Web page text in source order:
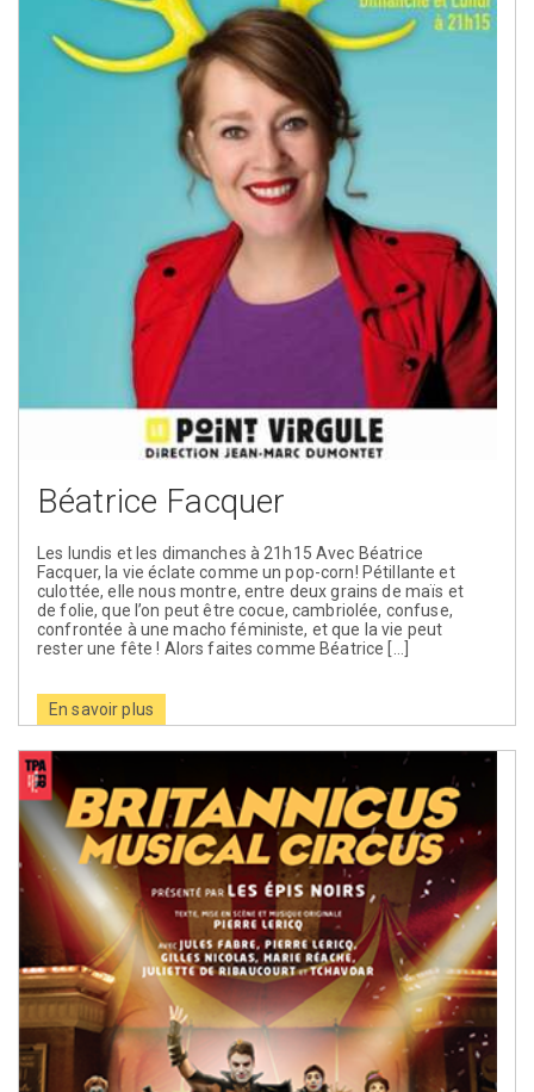
Béatrice Facquer
Les lundis et les dimanches à 21h15 Avec Béatrice
Facquer, la vie éclate comme un pop-corn! Pétillante et
culottée, elle nous montre, entre deux grains de maïs et
de folie, que l’on peut être cocue, cambriolée, confuse,
confrontée à une macho féministe, et que la vie peut
rester une fête ! Alors faites comme Béatrice […]
En savoir plus